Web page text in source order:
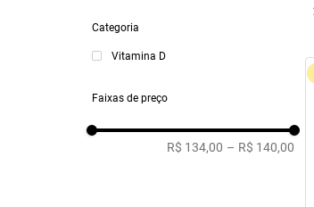
Categoria
Vitamina D
Faixas de preço
R$ 134,00 – R$ 140,00